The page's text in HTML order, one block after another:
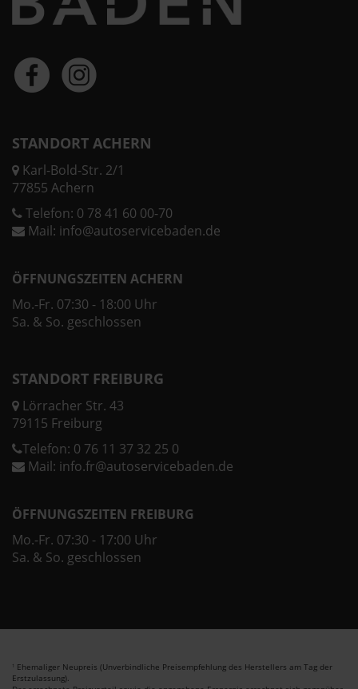
STANDORT ACHERN
Karl-Bold-Str. 2/1
77855 Achern
Telefon: 0 78 41 60 00-70
Mail: info@autoservicebaden.de
ÖFFNUNGSZEITEN ACHERN
Mo.-Fr. 07:30 - 18:00 Uhr
Sa. & So. geschlossen
STANDORT FREIBURG
Lörracher Str. 43
79115 Freiburg
Telefon: 0 76 11 37 32 25 0
Mail: info.fr@autoservicebaden.de
ÖFFNUNGSZEITEN FREIBURG
Mo.-Fr. 07:30 - 17:00 Uhr
Sa. & So. geschlossen
1 Ehemaliger Neupreis (Unverbindliche Preisempfehlung des Herstellers am Tag der
Erstzulassung).